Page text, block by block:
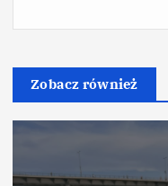
Zobacz również